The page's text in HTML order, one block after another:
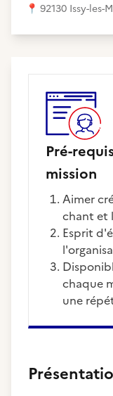
📍 92130 Issy-les-
Pré-
mission
Aimer créer du lien en utilisant le
chant et
Esprit d'équipe et bon sens de
Disponible un dimanche après-midi
chaque
une